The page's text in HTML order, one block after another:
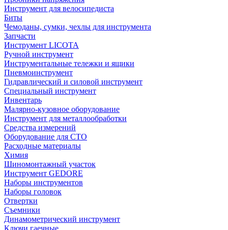
Инструмент для велосипедиста
Биты
Чемоданы, сумки, чехлы для инструмента
Запчасти
Инструмент LICOTA
Ручной инструмент
Инструментальные тележки и ящики
Пневмоинструмент
Гидравлический и силовой инструмент
Специальный инструмент
Инвентарь
Малярно-кузовное оборудование
Инструмент для металлообработки
Средства измерений
Оборудование для СТО
Расходные материалы
Химия
Шиномонтажный участок
Инструмент GEDORE
Наборы инструментов
Наборы головок
Отвертки
Съемники
Динамометрический инструмент
Ключи гаечные